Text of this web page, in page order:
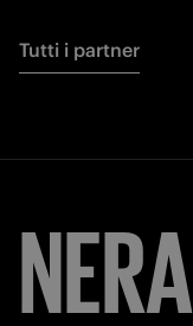
Tutti i partner